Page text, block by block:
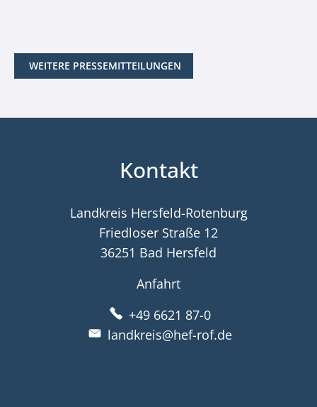
WEITERE PRESSEMITTEILUNGEN
Kontakt
Landkreis Hersfeld-Rotenburg
Friedloser Straße 12
36251 Bad Hersfeld
Anfahrt
+49 6621 87-0
landkreis@hef-rof.de